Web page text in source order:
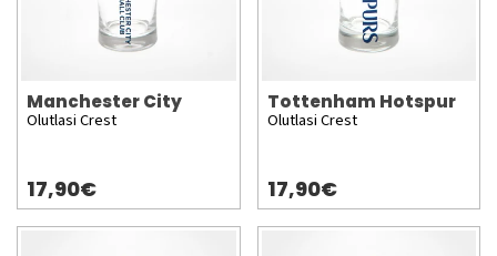
Manchester City
Olutlasi Crest
17,90€
Tottenham Hotspur
Olutlasi Crest
17,90€